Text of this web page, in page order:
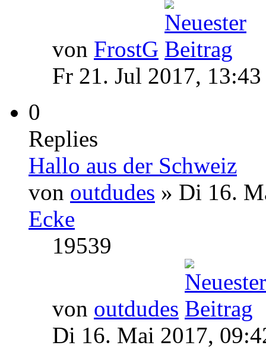
von FrostG
Fr 21. Jul 2017, 13:43
0
Replies
Hallo aus der Schweiz
von outdudes » Di 16.
Ecke
19539
von outdudes
Di 16. Mai 2017,